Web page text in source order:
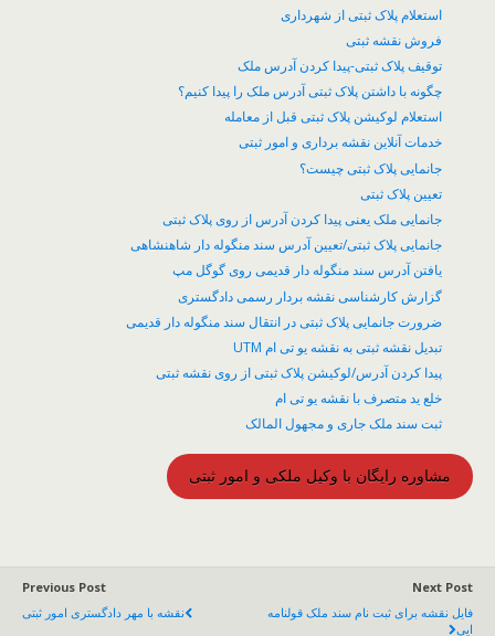
استعلام پلاک ثبتی از شهرداری
فروش نقشه ثبتی
توقیف پلاک ثبتی-پیدا کردن آدرس ملک
چگونه با داشتن پلاک ثبتی آدرس ملک را پیدا کنیم؟
​استعلام لوکیشن پلاک ثبتی قبل از معامله
خدمات آنلاین نقشه برداری و امور ثبتی
جانمایی پلاک ثبتی چیست؟
تعیین پلاک ثبتی
جانمایی ملک یعنی پیدا کردن آدرس از روی پلاک ثبتی
جانمایی پلاک ثبتی/تعیین آدرس سند منگوله دار شاهنشاهی
یافتن آدرس سند منگوله دار قدیمی روی گوگل مپ
گزارش کارشناسی نقشه بردار رسمی دادگستری
ضرورت جانمایی پلاک ثبتی در انتقال سند منگوله دار قدیمی
تبدیل نقشه ثبتی به نقشه یو تی ام UTM
پیدا کردن آدرس/لوکیشن پلاک ثبتی از روی نقشه ثبتی
خلع ید متصرف با نقشه یو تی ام
ثبت سند ملک جاری و مجهول المالک
مشاوره رایگان با وکیل ملکی و امور ثبتی
Previous Post
نقشه با مهر دادگستری امور ثبتی
Next Post
فایل نقشه برای ثبت نام سند ملک قولنامه
ایی